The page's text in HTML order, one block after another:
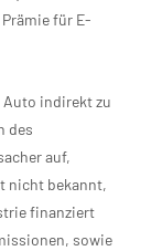
für E-
Auto indirekt zu
des
auf,
nicht bekannt,
finanziert
sowie